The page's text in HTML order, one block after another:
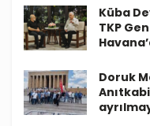
Küba
TKP
Doruk